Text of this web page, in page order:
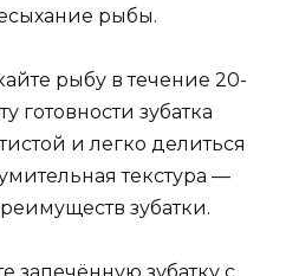
рыбы.
рыбу в течение 20-
готовности зубатка
и легко делиться
текстура —
зубатки.